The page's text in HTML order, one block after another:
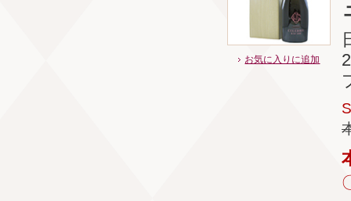
お気に入りに追加